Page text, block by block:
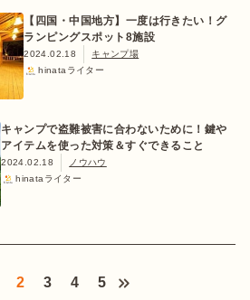
【四国・中国地方】一度は行きたい！グ
ランピングスポット8施設
2024.02.18
キャンプ場
hinataライター
キャンプで盗難被害に合わないために！鍵や
アイテムを使った対策＆すぐできること
2024.02.18
ノウハウ
hinataライター
2 3 4 5